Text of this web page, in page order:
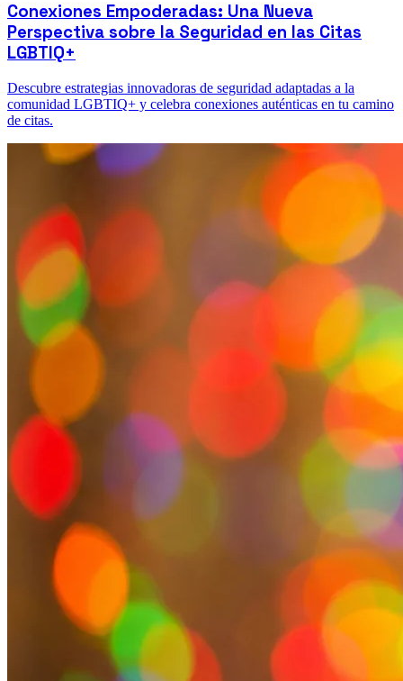
Conexiones Empoderadas: Una Nueva
Perspectiva sobre la Seguridad en las Citas
LGBTIQ+
Descubre estrategias innovadoras de seguridad adaptadas a la
comunidad LGBTIQ+ y celebra conexiones auténticas en tu camino
de citas.